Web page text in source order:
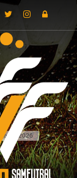
de 2026